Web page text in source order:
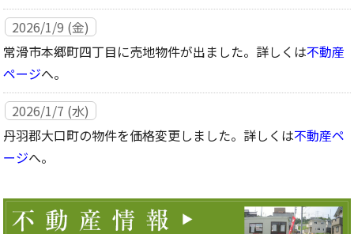
2026/1/9 (金)
常滑市本郷町四丁目に売地物件が出ました。詳しくは不動産
ページへ。
2026/1/7 (水)
丹羽郡大口町の物件を価格変更しました。詳しくは不動産ペ
ージへ。
2025/7/15 (火)
丹羽郡大口町に戸建て物件が出ました。詳しくは不動産ペー